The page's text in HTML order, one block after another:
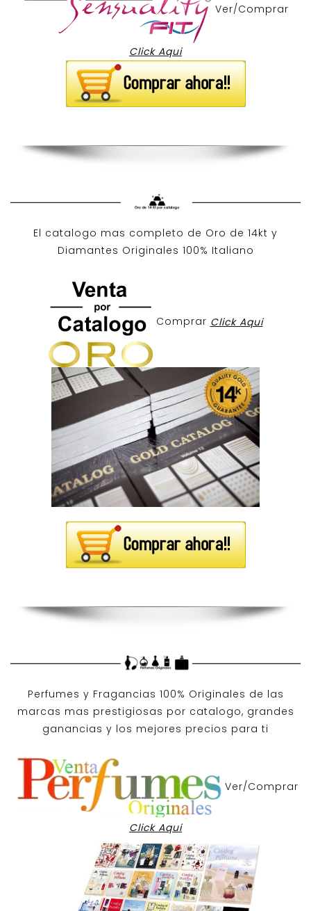
Ver/Comprar
Click Aqui
El catalogo mas completo de Oro de 14kt y
Diamantes Originales 100% Italiano
Comprar Click Aqui
Perfumes y Fragancias 100% Originales de las
marcas mas prestigiosas por catalogo, grandes
ganancias y los mejores precios para ti
Ver/Comprar
Click Aqui